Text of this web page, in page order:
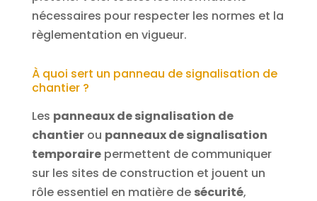
nécessaires pour respecter les normes et la
règlementation en vigueur.
À quoi sert un panneau de signalisation de
chantier ?
Les panneaux de signalisation de
chantierou panneaux de signalisation
temporairepermettent de communiquer
sur les sites de construction et jouent un
rôle essentiel en matière de sécurité,